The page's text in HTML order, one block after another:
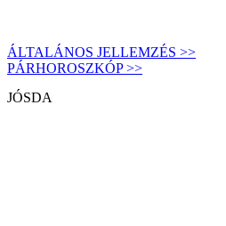
ÁLTALÁNOS JELLEMZÉS >>
PÁRHOROSZKÓP >>
JÓSDA